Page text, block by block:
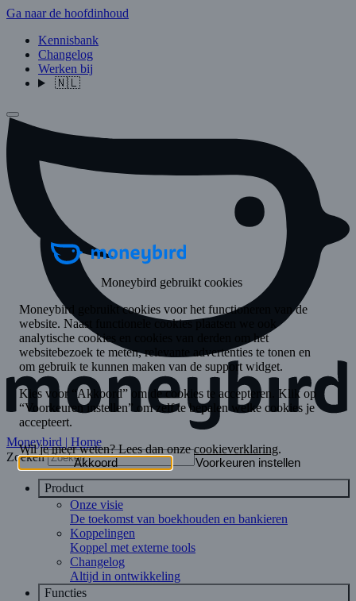
Ga naar de hoofdinhoud
Kennisbank
Changelog
Werken bij
🇳🇱
Moneybird | Home
Zoeken
Product
Onze visie
De toekomst van boekhouden en bankieren
Koppelingen
Koppel met externe tools
Changelog
Altijd in ontwikkeling
Functies